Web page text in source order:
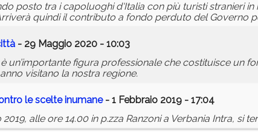
posto tra i capoluoghi d'Italia con più turisti stranieri
quindi il contributo a fondo perduto del Governo
- 29 Maggio 2020 - 10:03
un’importante figura professionale che costituisce un
visitano la nostra regione.
le scelte inumane- 1 Febbraio 2019 - 17:04
alle ore 14.00 in p.zza Ranzoni a Verbania Intra, si